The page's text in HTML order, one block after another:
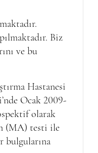
Biz
ve bu
Hastanesi
Ocak 2009-
olarak
(MA) testi ile
bulgularına